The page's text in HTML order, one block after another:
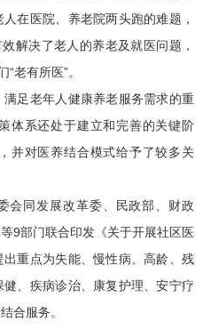
在医院、养老院两头跑的难题，
解决了老人的养老及就医问题，
老有所医”。
足老年人健康养老服务需求的重
体系还处于建立和完善的关键阶
并对医养结合模式给予了较多关
同发展改革委、民政部、财政
9部门联合印发《关于开展社区医
重点为失能、慢性病、高龄、残
、疾病诊治、康复护理、安宁疗
合服务。